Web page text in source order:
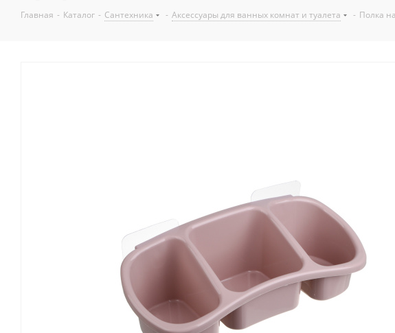
Главная - Каталог - Сантехника - Аксессуары для ванных комнат и туалета - Полка